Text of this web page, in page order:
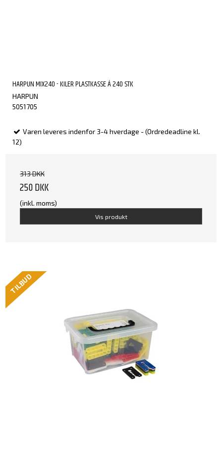
HARPUN MIX240 - KILER PLASTKASSE Á 240 STK
HARPUN
5051705
Varen leveres indenfor 3-4 hverdage - (Ordredeadline kl.
12)
313 DKK
250 DKK
(inkl. moms)
Vis produkt
TILBUD